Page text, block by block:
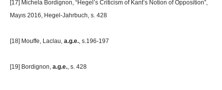
[17] Michela Bordignon, “Hegel’s Criticism of Kant’s Notion of Opposition”,
Mayıs 2016, Hegel-Jahrbuch, s. 428
[18] Mouffe, Laclau, a.g.e., s.196-197
[19] Bordignon, a.g.e., s. 428